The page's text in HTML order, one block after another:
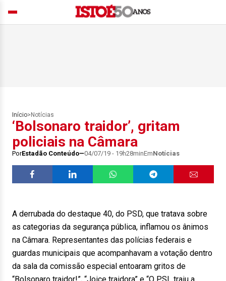
Início> Notícias
‘Bolsonaro traidor’, gritam
policiais na Câmara
PorEstadão Conteúdo 04/07/19 - 19h28minEmNotícias
A derrubada do destaque 40, do PSD, que tratava sobre
as categorias da segurança pública, inflamou os ânimos
na Câmara. Representantes das polícias federais e
guardas municipais que acompanhavam a votação dentro
da sala da comissão especial entoaram gritos de